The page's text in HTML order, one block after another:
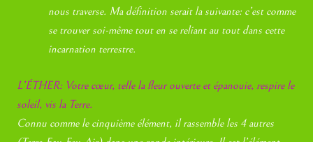
nous traverse. Ma définition serait la suivante: c’est comme
se trouver soi-même tout en se reliant au tout dans cette
incarnation terrestre.
L’ÉTHER: Votre cœur, telle la fleur ouverte et épanouie, respire le
soleil, vis la Terre.
Connu comme le cinquième élément, il rassemble les 4 autres